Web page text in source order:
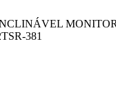
381